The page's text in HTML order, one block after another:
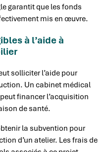
garantit que les fonds
mis en œuvre.
à l’aide à
solliciter l’aide pour
Un cabinet médical
financer l’acquisition
de santé.
la subvention pour
d’un atelier. Les frais de